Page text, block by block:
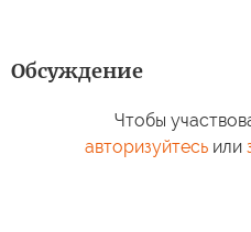
Обсуждение
Чтобы
авторизуйтесьили